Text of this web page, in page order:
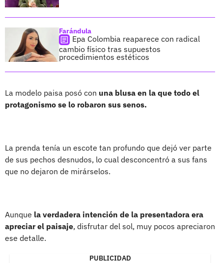
Farándula
Epa Colombia reaparece con radical
cambio físico tras supuestos
procedimientos estéticos
La modelo paisa posó con una blusa en la que todo el
protagonismo se lo robaron sus senos.
La prenda tenía un escote tan profundo que dejó ver parte
de sus pechos desnudos, lo cual desconcentró a sus fans
que no dejaron de mirárselos.
Aunque la verdadera intención de la presentadora era
apreciar el paisaje, disfrutar del sol, muy pocos apreciaron
ese detalle.
PUBLICIDAD